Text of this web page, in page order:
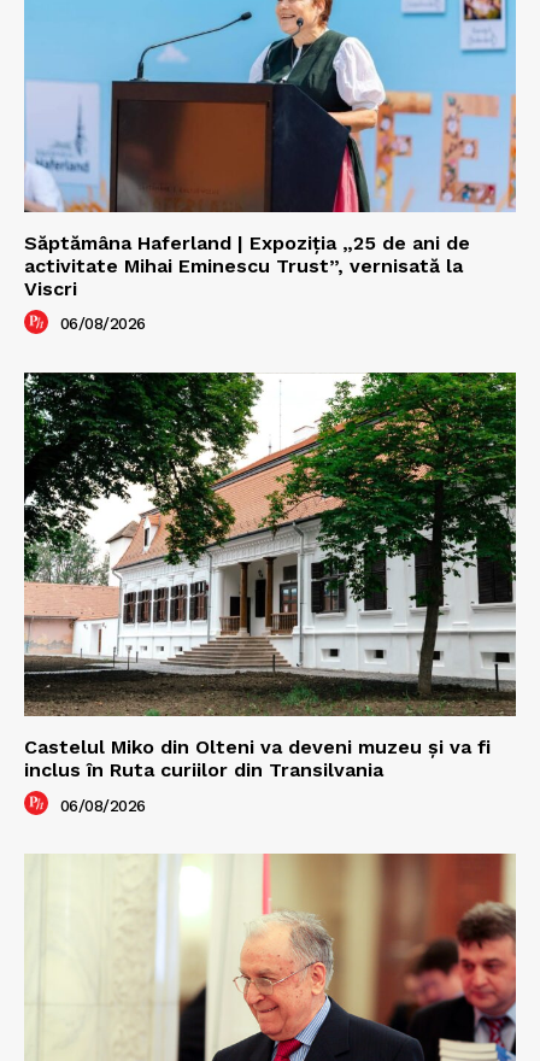
Săptămâna Haferland | Expoziţia „25 de ani de
activitate Mihai Eminescu Trust”, vernisată la
Viscri
06/08/2026
Castelul Miko din Olteni va deveni muzeu şi va fi
inclus în Ruta curiilor din Transilvania
06/08/2026